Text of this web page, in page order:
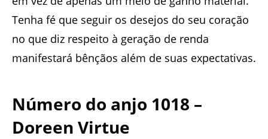
Tenha fé que seguir os desejos do seu coração
no que diz respeito à geração de renda
manifestará bênçãos além de suas expectativas.
Número do anjo 1018 –
Doreen Virtue